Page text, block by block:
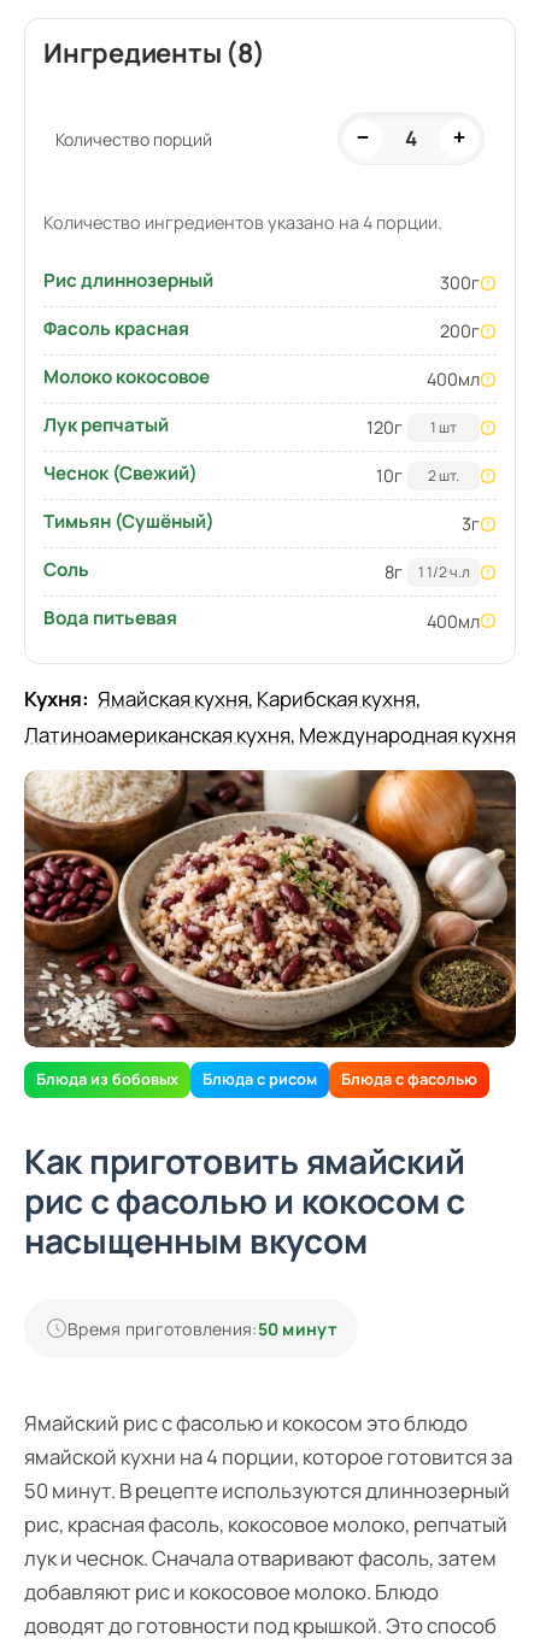
Ингредиенты (8)
Количество порций − 4 +
Количество ингредиентов указано на 4 порции.
Рис длиннозерный 300г
Фасоль красная 200г
Молоко кокосовое 400мл
Лук репчатый 120г 1 шт
Чеснок (Свежий) 10г 2 шт.
Тимьян (Сушёный) 3г
Соль 8г 1 1/2 ч.л
Вода питьевая 400мл
Кухня: Ямайская кухня, Карибская кухня,
Латиноамериканская кухня, Международная кухня
Блюда из бобовых Блюда с рисом Блюда с фасолью
Как приготовить ямайский
рис с фасолью и кокосом с
насыщенным вкусом
Время приготовления:50 минут
Ямайский рис с фасолью и кокосом это блюдо
ямайской кухни на 4 порции, которое готовится за
50 минут. В рецепте используются длиннозерный
рис, красная фасоль, кокосовое молоко, репчатый
лук и чеснок. Сначала отваривают фасоль, затем
добавляют рис и кокосовое молоко. Блюдо
доводят до готовности под крышкой. Это способ